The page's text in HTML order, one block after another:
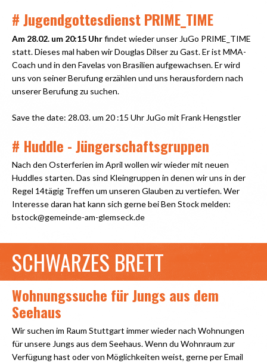
# Jugendgottesdienst PRIME_TIME
Am 28.02. um 20:15 Uhrfindet wieder unser JuGo PRIME_TIME
statt. Dieses mal haben wir Douglas Dilser zu Gast. Er ist MMA-
Coach und in den Favelas von Brasilien aufgewachsen. Er wird
uns von seiner Berufung erzählen und uns herausfordern nach
unserer Berufung zu suchen.
Save the date: 28.03. um 20 :15 Uhr JuGo mit Frank Hengstler
# Huddle - Jüngerschaftsgruppen
Nach den Osterferien im April wollen wir wieder mit neuen
Huddles starten. Das sind Kleingruppen in denen wir uns in der
Regel 14tägig Treffen um unseren Glauben zu vertiefen. Wer
Interesse daran hat kann sich gerne bei Ben Stock melden:
bstock@gemeinde-am-glemseck.de
SCHWARZES BRETT
Wohnungssuche für Jungs aus dem
Seehaus
Wir suchen im Raum Stuttgart immer wieder nach Wohnungen
für unsere Jungs aus dem Seehaus. Wenn du Wohnraum zur
Verfügung hast oder von Möglichkeiten weist, gerne per Email